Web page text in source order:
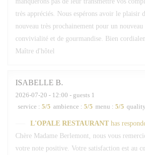
très appréciés. Nous espérons avoir le plaisir
nouveau très prochainement pour un
convivialité et de gourmandise. Bien
Maître d'hôtel
ISABELLE B
2026-07-20 - 12:00 - guests 1
service : 5/5 ambience : 5/5 menu : 5/5
L'OPALE RESTAURANT has
Chère Madame Berlemont, nous vous
votre note positive. Votre satisfaction est au